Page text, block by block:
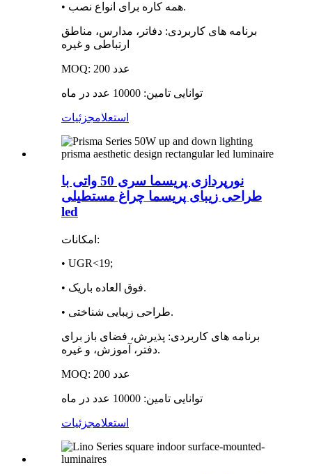
• همه کاره برای انواع نصب.
برنامه های کاربردی: دفاتر، مدارس، مناطق
ارتباطی و غیره
MOQ: 200 عدد
توانایی تامین: 10000 عدد در ماه
استعلامجزئیات
نورپردازی پریسما سری 50 واتی با
طراحی زیبای پریسما چراغ مستطیلی
led
امکانات:
• UGR<19;
• فوق العاده باریک.
• طراحی زیبایی شناختی.
برنامه های کاربردی: پذیرش، فضای باز برای
دفتر، آموزش، و غیره.
MOQ: 200 عدد
توانایی تامین: 10000 عدد در ماه
استعلامجزئیات